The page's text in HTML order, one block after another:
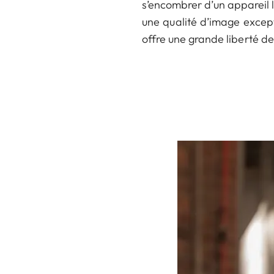
s’encombrer d’un
une qualité d’image
offre une grande liberté